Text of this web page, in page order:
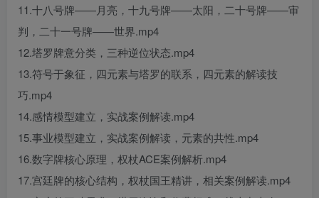
11.十八号牌——月亮，十九号牌——太阳，二十号牌——审
判，二十一号牌——世界.mp4
12.塔罗牌意分类，三种逆位状态.mp4
13.符号于象征，四元素与塔罗的联系，四元素的解读技
巧.mp4
14.感情模型建立，实战案例解读.mp4
15.事业模型建立，实战案例解读，元素的共性.mp4
16.数字牌核心原理，权杖ACE案例解析.mp4
17.宫廷牌的核心结构，权杖国王精讲，相关案例解读.mp4